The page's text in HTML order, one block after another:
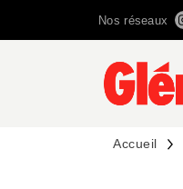
Nos réseaux
Accueil